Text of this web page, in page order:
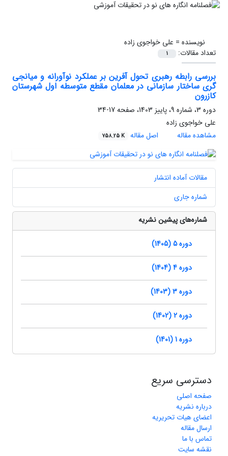
نویسنده = علی خواجوی زاده
تعداد مقالات:
1
بررسی رابطه رهبری تحول آفرین بر عملکرد نوآورانه و میانجی
گری ساختار سازمانی در معلمان مقطع متوسطه اول شهرستان
کازرون
دوره 3، شماره 9، پاییز 1403، صفحه
17-34
علی خواجوی زاده
مشاهده مقاله
اصل مقاله 758.25 K
مقالات آماده انتشار
شماره جاری
شماره‌های پیشین نشریه
دوره 5 (1405)
دوره 4 (1404)
دوره 3 (1403)
دوره 2 (1402)
دوره 1 (1401)
دسترسی سریع
صفحه اصلی
درباره نشریه
اعضای هیات تحریریه
ارسال مقاله
تماس با ما
نقشه سایت